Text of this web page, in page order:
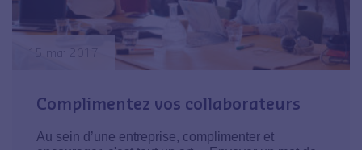
15 mai 2017
Complimentez vos collaborateurs
Au sein d’une entreprise, complimenter et